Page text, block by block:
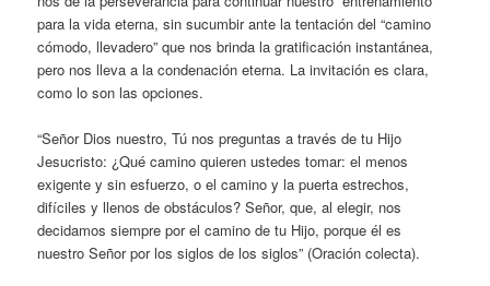
para la vida eterna, sin sucumbir ante la tentación del “camino
cómodo, llevadero” que nos brinda la gratificación instantánea,
pero nos lleva a la condenación eterna. La invitación es clara,
como lo son las opciones.
“Señor Dios nuestro, Tú nos preguntas a través de tu Hijo
Jesucristo: ¿Qué camino quieren ustedes tomar: el menos
exigente y sin esfuerzo, o el camino y la puerta estrechos,
difíciles y llenos de obstáculos? Señor, que, al elegir, nos
decidamos siempre por el camino de tu Hijo, porque él es
nuestro Señor por los siglos de los siglos” (Oración colecta).